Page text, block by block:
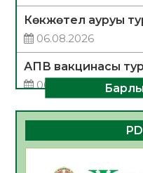
Көкжөтел ауруы
06.08.2026
АПВ вакцинасы
06.08.2026
Open Air:
департаменті 20
көрерменнің